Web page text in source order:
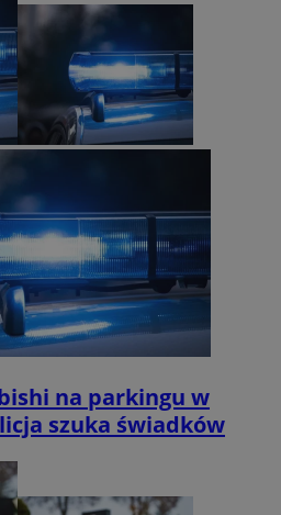
na parkingu w
szuka świadków